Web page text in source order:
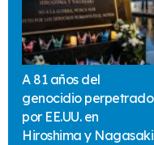
A 81 años del
genocidio perpetrado
por EE.UU. en
Hiroshima y Nagasaki